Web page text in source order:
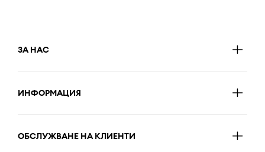
ЗА НАС
ИНФОРМАЦИЯ
ОБСЛУЖВАНЕ НА КЛИЕНТИ